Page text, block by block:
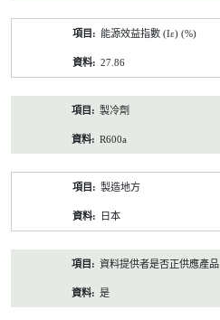
能源效益指數 (Iε) (%)
27.86
製冷劑
R600a
製造地方
日本
資料提供者是否正供應產品
是